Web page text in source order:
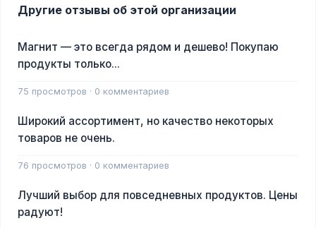
Другие отзывы об этой организации
Магнит — это всегда рядом и дешево! Покупаю
продукты только...
75 просмотров · 0 комментариев
Широкий ассортимент, но качество некоторых
товаров не очень.
76 просмотров · 0 комментариев
Лучший выбор для повседневных продуктов. Цены
радуют!